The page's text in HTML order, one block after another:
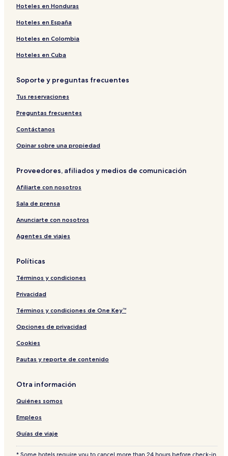
H
t
e
l
B
m
n
t
e
u
r
p
l
a
u
e
d
C
h
i
t
e
c
u
H
o
e
a
e
C
a
b
a
A
P
T
I
I
Hoteles en Honduras
Hoteles en España
Hoteles en Colombia
Hoteles en Cuba
Soporte y preguntas frecuentes
Tus reservaciones
Preguntas frecuentes
Contáctanos
Opinar sobre una propiedad
Proveedores, afiliados y medios de comunicación
Afiliarte con nosotros
Sala de prensa
Anunciarte con nosotros
Agentes de viajes
Políticas
Términos y condiciones
Privacidad
Términos y condiciones de One Key™
Opciones de privacidad
Cookies
Pautas y reporte de contenido
Otra información
Quiénes somos
Empleos
Guías de viaje